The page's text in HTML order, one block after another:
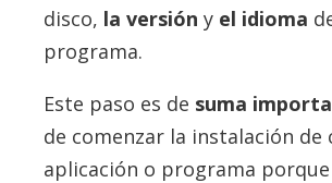
disco, la versión y el idioma
programa.
Este paso es de suma
de comenzar la instalación de
aplicación o programa